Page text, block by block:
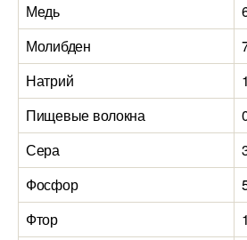
Медь
Молибден
Натрий
Пищевые волокна
Сера
Фосфор
Фтор